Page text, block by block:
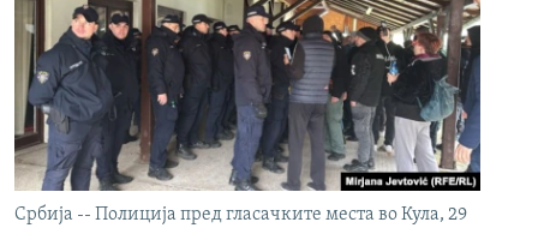
Србија -- Полиција пред гласачките места во Кула, 29